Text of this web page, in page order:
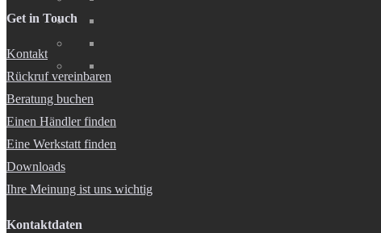
Get in Touch
Kontakt
Rückruf vereinbaren
Beratung buchen
Einen Händler finden
Eine Werkstatt finden
Downloads
Ihre Meinung ist uns wichtig
Kontaktdaten